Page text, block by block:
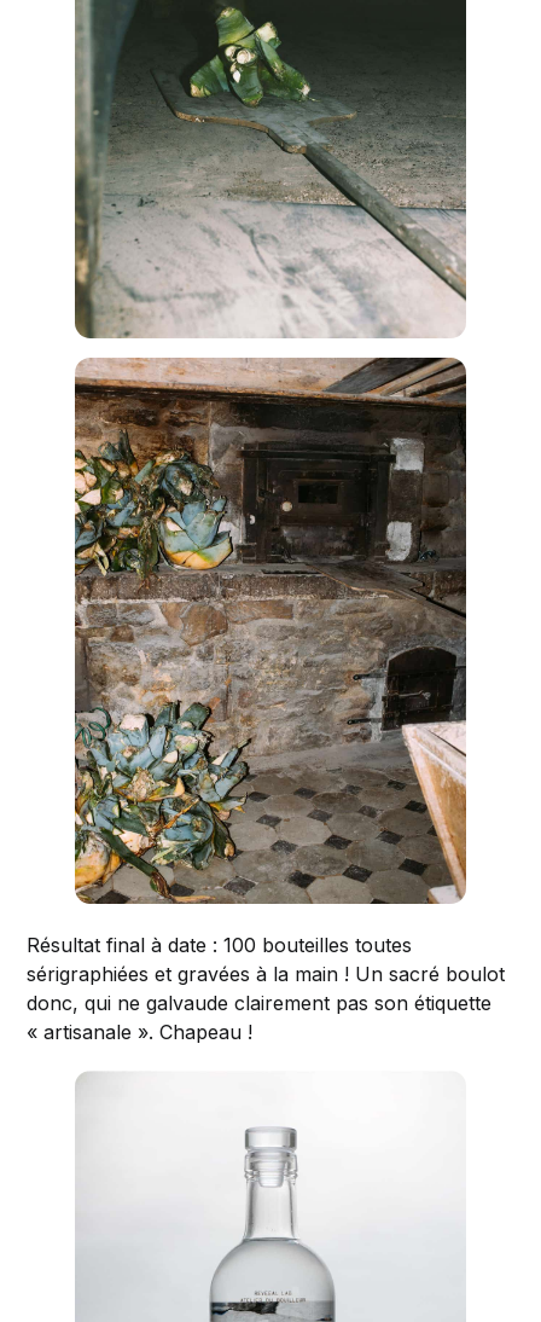
Résultat final à date : 100 bouteilles toutes
sérigraphiées et gravées à la main ! Un sacré boulot
donc, qui ne galvaude clairement pas son étiquette
« artisanale ». Chapeau !